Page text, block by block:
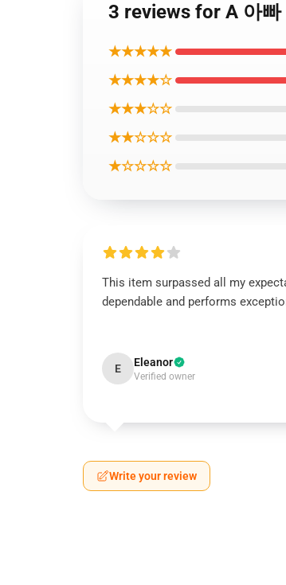
3 reviews for A 아
★★★★★
★★★★☆
★★★☆☆
★★☆☆☆
★☆☆☆☆
This item surpassed all my
dependable and performs
E Eleanor
Verified owner
Write your review